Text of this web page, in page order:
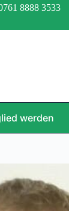
8888 3533
werden